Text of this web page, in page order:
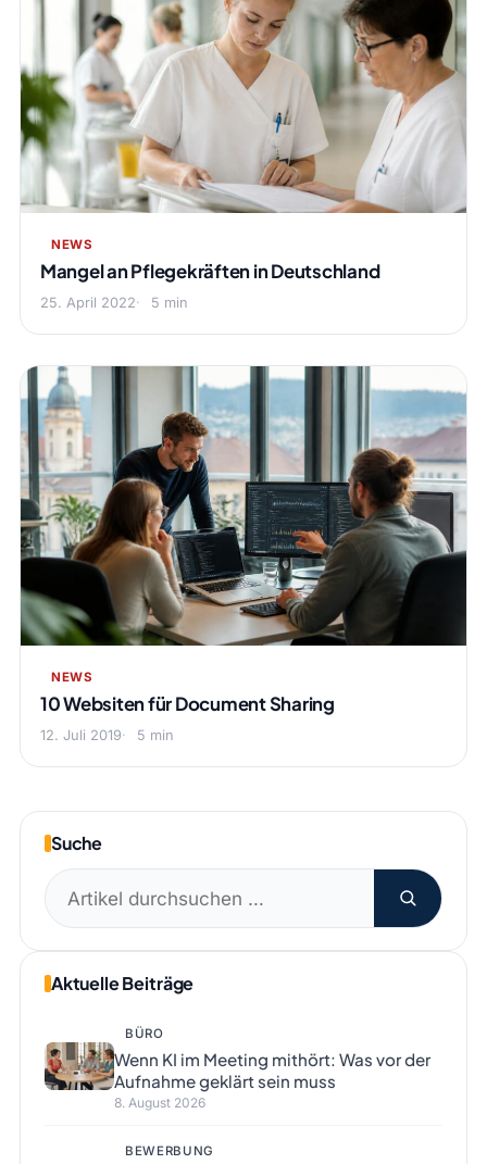
NEWS
Mangel an Pflegekräften in Deutschland
25. April 2022 5 min
NEWS
10 Websiten für Document Sharing
12. Juli 2019 5 min
Suche
Suchen
nach:
Aktuelle Beiträge
BÜRO
Wenn KI im Meeting mithört: Was vor der
Aufnahme geklärt sein muss
8. August 2026
BEWERBUNG